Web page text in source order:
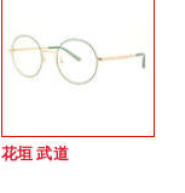
花垣 武道